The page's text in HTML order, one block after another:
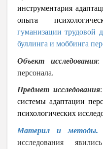
инструментария
опыта
гуманизации трудовой
буллинга и моббинга
Объект исследования:
персонала.
Предмет исследования:
системы адаптации
психологических
Материл и
исследования